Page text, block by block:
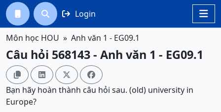

  Login
Môn học HOU Anh văn 1 - EG09.1
Câu hỏi 568143 - Anh văn 1 - EG09.1
   
Bạn hãy hoàn thành câu hỏi sau. (old) university in
Europe?